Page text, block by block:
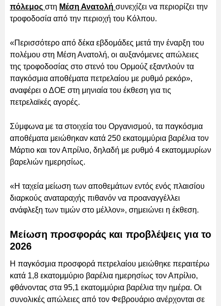
πόλεμος στη Μέση Ανατολή συνεχίζει να περιορίζει την
τροφοδοσία από την περιοχή του Κόλπου.
«Περισσότερο από δέκα εβδομάδες μετά την έναρξη του
πολέμου στη Μέση Ανατολή, οι αυξανόμενες απώλειες
της τροφοδοσίας στο στενό του Ορμούζ εξαντλούν τα
παγκόσμια αποθέματα πετρελαίου με ρυθμό ρεκόρ»,
αναφέρει ο ΔΟΕ στη μηνιαία του έκθεση για τις
πετρελαϊκές αγορές.
Σύμφωνα με τα στοιχεία του Οργανισμού, τα παγκόσμια
αποθέματα μειώθηκαν κατά 250 εκατομμύρια βαρέλια τον
Μάρτιο και τον Απρίλιο, δηλαδή με ρυθμό 4 εκατομμυρίων
βαρελιών ημερησίως.
«Η ταχεία μείωση των αποθεμάτων εντός ενός πλαισίου
διαρκούς αναταραχής πιθανόν να προαναγγέλλει
ανάφλεξη των τιμών στο μέλλον», σημειώνει η έκθεση.
Μείωση προσφοράς και προβλέψεις για το
2026
Η παγκόσμια προσφορά πετρελαίου μειώθηκε περαιτέρω
κατά 1,8 εκατομμύριο βαρέλια ημερησίως τον Απρίλιο,
φθάνοντας στα 95,1 εκατομμύρια βαρέλια την ημέρα. Οι
συνολικές απώλειες από τον Φεβρουάριο ανέρχονται σε